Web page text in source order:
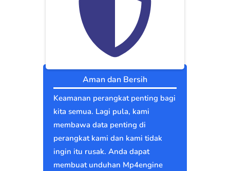
Aman dan Bersih
Keamanan perangkat penting bagi
kita semua. Lagi pula, kami
membawa data penting di
perangkat kami dan kami tidak
ingin itu rusak. Anda dapat
membuat unduhan Mp4engine